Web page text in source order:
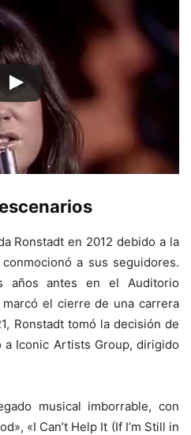
Ronstadt en 2012 debido a la
a sus seguidores.
años antes en el Auditorio
el cierre de una carrera
Ronstadt tomó la decisión de
Iconic Artists Group, dirigido
musical imborrable, con
«I Can’t Help It (If I’m Still in